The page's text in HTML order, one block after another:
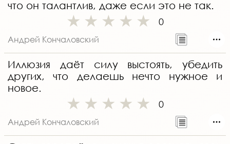
что он талантлив, даже если это не так.
0
Андрей Кончаловский
Иллюзия даёт силу выстоять, убедить
других, что делаешь нечто нужное и
новое.
0
Андрей Кончаловский